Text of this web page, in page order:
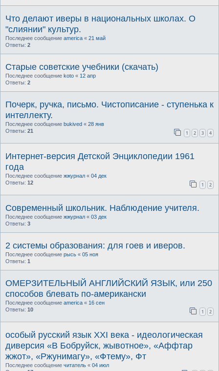
Что делают иверы в национальных школах. О
"слиянии" культур.
Последнее сообщение america « 21 май
Ответы: 2
Старые советские учебники (скачать)
Последнее сообщение koto « 12 апр
Ответы: 2
Почерк, ручка, письмо. Чистописание - ступенька к
интеллекту.
Последнее сообщение bukived « 28 янв
Ответы: 21 1 2 3 4
Интернет-версия Детской Энциклопедии 1961
года
Последнее сообщение жжурнал « 04 дек
Ответы: 12 1 2
Современный школьник. Наблюдение учителя.
Последнее сообщение жжурнал « 03 дек
Ответы: 3
2 системы образования: для гоев и иверов.
Последнее сообщение рысь « 05 ноя
Ответы: 1
ОМЕРЗИТЕЛЬНЫЙ АНГЛИЙСКИЙ ЯЗЫК, или 250
способов блевать по-американски
Последнее сообщение america « 16 сен
Ответы: 10 1 2
особый русский язык XXI века - идеологическая
диверсия «В Бобруйск, жывотное», «Аффтар
жжот», «Ржунимагу», «Фтему», Фт
Последнее сообщение читатель « 04 июл